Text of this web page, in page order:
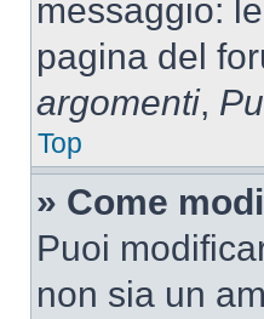
messaggio:
pagina del
argomenti,
Top
» Come
Puoi
non sia un